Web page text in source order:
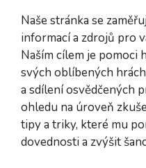
Naše stránka se
informací a zdrojů pro
Naším cílem je pomoci
svých oblíbených
a sdílení osvědčených
ohledu na úroveň
tipy a triky, které mu
dovednosti a zvýšit